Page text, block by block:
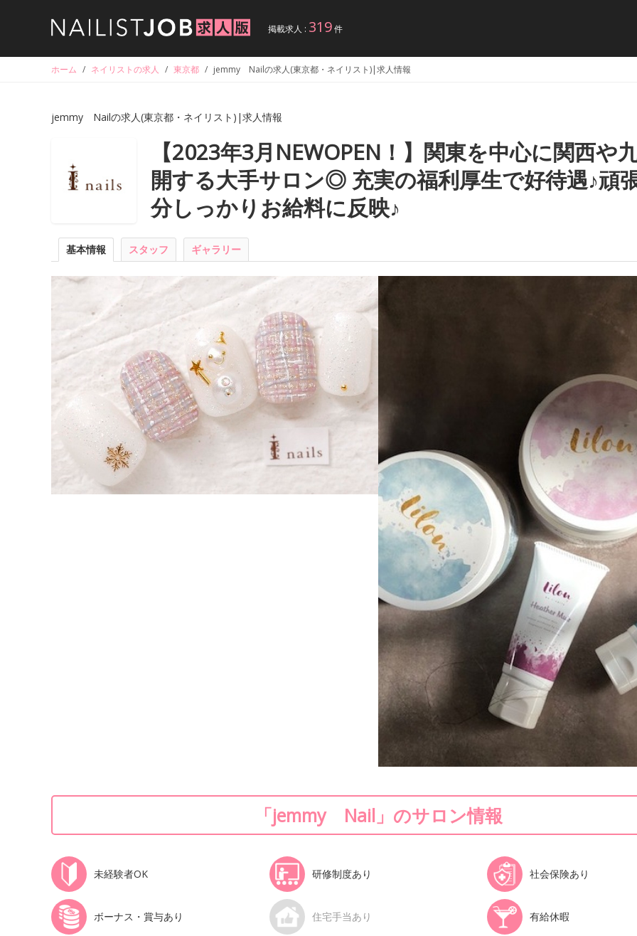
掲載求人 : 319件
ホーム / ネイリストの求人 / 東京都 / jemmy Nailの求人(東京都・ネイリスト)|求人情報
jemmy Nailの求人(東京都・ネイリスト)|求人情報
【2023年3月NEWOPEN！】関東を中心に関西や
開する大手サロン◎ 充実の福利厚生で好待遇♪頑
分しっかりお給料に反映♪
基本情報 スタッフ ギャラリー
「jemmy Nail」のサロン情報
未経験者OK 研修制度あり 社会保険あり
ボーナス・賞与あり 住宅手当あり 有給休暇